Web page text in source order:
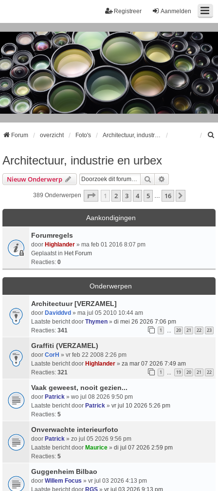
Aanmelden
Registreer
Forum overzicht Foto's
Architectuur, industrie en urbex
Nieuw Onderwerp Zoek
389 Onderwerpen Pagina Van16
1 2 3 4 5 16
Aankondigingen
Forumregels
door Highlander » ma feb 01 2016 8:07 pm
Geplaatst in Het Forum
Reacties: 0
Onderwerpen
Architectuur [VERZAMEL]
door Daviddvd » ma jul 05 2010 10:44 am
Laatste bericht door Thymen » di mei 26 2026 7:06 pm
Reacties: 341 1 … 20 21 22 23
Graffiti (VERZAMEL)
door CorH » vr feb 22 2008 2:26 pm
Laatste bericht door Highlander » za mar 07 2026 7:49 am
Reacties: 321 1 … 19 20 21 22
Vaak geweest, nooit gezien...
door Patrick » wo jul 08 2026 9:50 pm
Laatste bericht door Patrick » vr jul 10 2026 5:26 pm
Reacties: 5
Onverwachte interieurfoto
door Patrick » zo jul 05 2026 9:56 pm
Laatste bericht door Maurice » di jul 07 2026 2:59 pm
Reacties: 5
Guggenheim Bilbao
door Willem Focus » vr jul 03 2026 4:13 pm
Laatste bericht door RGS » vr jul 03 2026 9:13 pm